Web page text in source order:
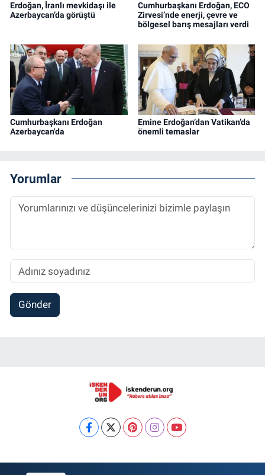
Erdoğan, İranlı mevkidaşı ile
Azerbaycan’da görüştü
Cumhurbaşkanı Erdoğan, ECO
Zirvesi’nde enerji, çevre ve
bölgesel barış mesajları verdi
Cumhurbaşkanı Erdoğan
Azerbaycan'da
Emine Erdoğan’dan Vatikan’da
önemli temaslar
Yorumlar
Gönder